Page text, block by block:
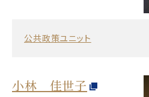
公共政策ユニット
小林 佳世子